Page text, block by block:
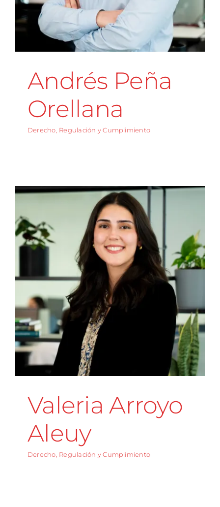
Andrés Peña
Orellana
Derecho, Regulación y Cumplimiento
Valeria Arroyo
Aleuy
Derecho, Regulación y Cumplimiento